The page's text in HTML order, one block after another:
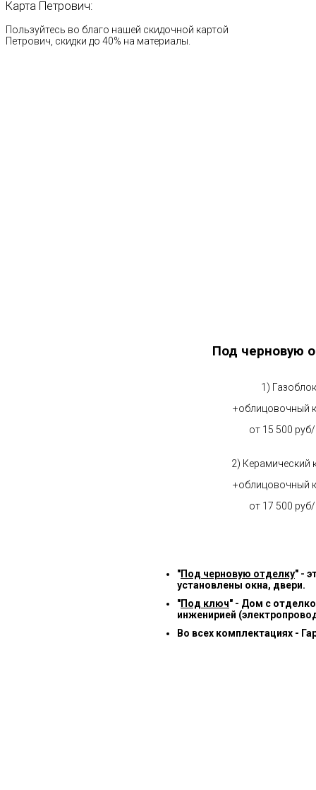
Карта Петрович:
Пользуйтесь во благо нашей скидочной картой
Петрович, скидки до 40% на материалы.
Под черновую
1) Газоблок
+облицовочный
от 15 500
2) Керамический
+облицовочный
от 17 500
"Под черновую отделку" -
установлены окна, двери.
"Под ключ" - Дом с
инженирией
Во всех комплектациях -